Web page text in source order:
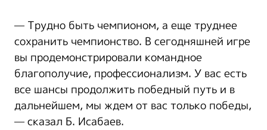
— Трудно быть чемпионом, а еще труднее
сохранить чемпионство. В сегодняшней игре
вы продемонстрировали командное
благополучие, профессионализм. У вас есть
все шансы продолжить победный путь и в
дальнейшем, мы ждем от вас только победы,
— сказал Б. Исабаев.